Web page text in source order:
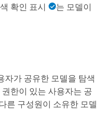
확인 표시
는 모델이
자가 공유한 모델을 탐색
한이 있는 사용자는 공
른 구성원이 소유한 모델